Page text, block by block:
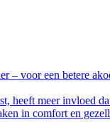
– voor een betere
heeft meer invloed
in comfort en